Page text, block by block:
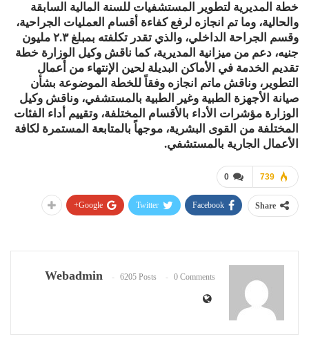
خطة المديرية لتطوير المستشفيات للسنة المالية السابقة
والحالية، وما تم انجازه لرفع كفاءة أقسام العمليات الجراحية،
وقسم الجراحة الداخلي، والذي تقدر تكلفته بمبلغ ٢.٣ مليون
جنيه، دعم من ميزانية المديرية، كما ناقش وكيل الوزارة خطة
تقديم الخدمة في الأماكن البديلة لحين الإنتهاء من أعمال
التطوير، وناقش ماتم انجازه وفقاً للخطة الموضوعة بشأن
صيانة الأجهزة الطبية وغير الطبية بالمستشفي، وناقش وكيل
الوزارة مؤشرات الأداء بالأقسام المختلفة، وتقييم أداء الفئات
المختلفة من القوى البشرية، موجهاً بالمتابعة المستمرة لكافة
الأعمال الجارية بالمستشفي.
0 739
Share
Facebook
Twitter
Google+
Webadmin 6205 Posts 0 Comments